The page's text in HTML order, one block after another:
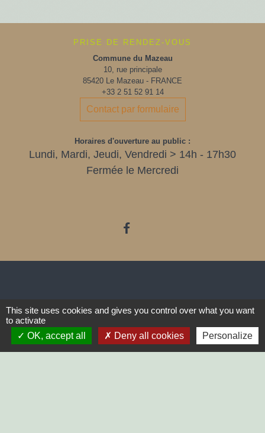
PRISE DE RENDEZ-VOUS
Commune du Mazeau
10, rue principale
85420 Le Mazeau - FRANCE
+33 2 51 52 91 14
Contact par formulaire
Horaires d'ouverture au public :
Lundi, Mardi, Jeudi, Vendredi > 14h - 17h30
Fermée le Mercredi
LIENS
SYCODEM Sud Vendée
This site uses cookies and gives you control over what you want
to activate
OK, accept all
Deny all cookies Personalize